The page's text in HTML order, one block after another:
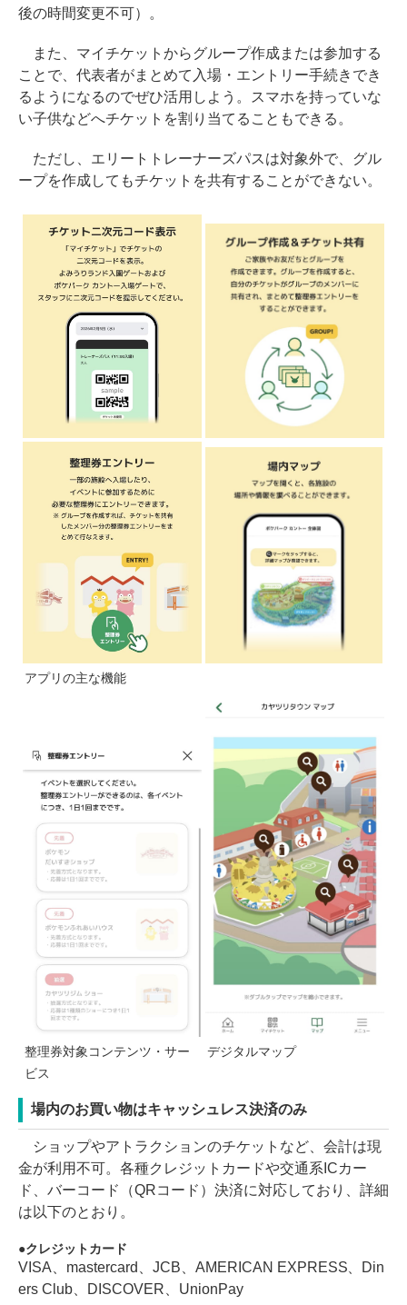
後の時間変更不可）。
また、マイチケットからグループ作成または参加する
ことで、代表者がまとめて入場・エントリー手続きでき
るようになるのでぜひ活用しよう。スマホを持っていな
い子供などへチケットを割り当てることもできる。
ただし、エリートトレーナーズパスは対象外で、グル
ープを作成してもチケットを共有することができない。
アプリの主な機能
整理券対象コンテンツ・サー
ビス
デジタルマップ
場内のお買い物はキャッシュレス決済のみ
ショップやアトラクションのチケットなど、会計は現
金が利用不可。各種クレジットカードや交通系ICカー
ド、バーコード（QRコード）決済に対応しており、詳細
は以下のとおり。
クレジットカード
VISA、mastercard、JCB、AMERICAN EXPRESS、Din
ers Club、DISCOVER、UnionPay